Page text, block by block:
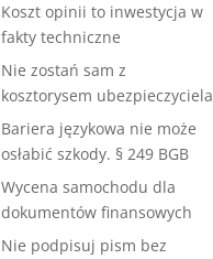
Koszt opinii to inwestycja w
fakty techniczne
Nie zostań sam z
kosztorysem ubezpieczyciela
Bariera językowa nie może
osłabić szkody. § 249 BGB
Wycena samochodu dla
dokumentów finansowych
Nie podpisuj pism bez